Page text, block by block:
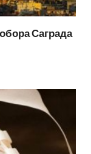
Саграда